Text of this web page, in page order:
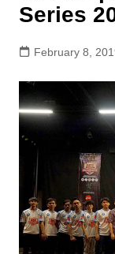
Series
February 8,